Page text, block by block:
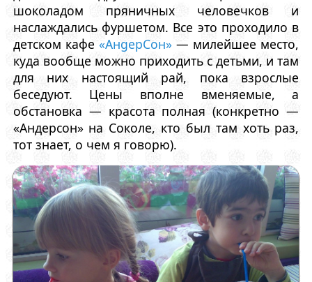
шоколадом пряничных человечков и
наслаждались фуршетом. Все это проходило в
детском кафе «АнgерСон»— милейшее место,
куда вообще можно приходить с детьми, и там
для них настоящий рай, пока взрослые
беседуют. Цены вполне вменяемые, а
обстановка — красота полная (конкретно —
«Андерсон» на Соколе, кто был там хоть раз,
тот знает, о чем я говорю).